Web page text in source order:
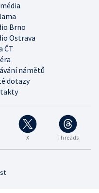
Brno
Ostrava
ČT
námětů
dotazy
X Threads